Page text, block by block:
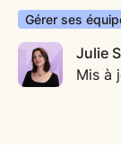
Gérer ses
Julie
Mis à